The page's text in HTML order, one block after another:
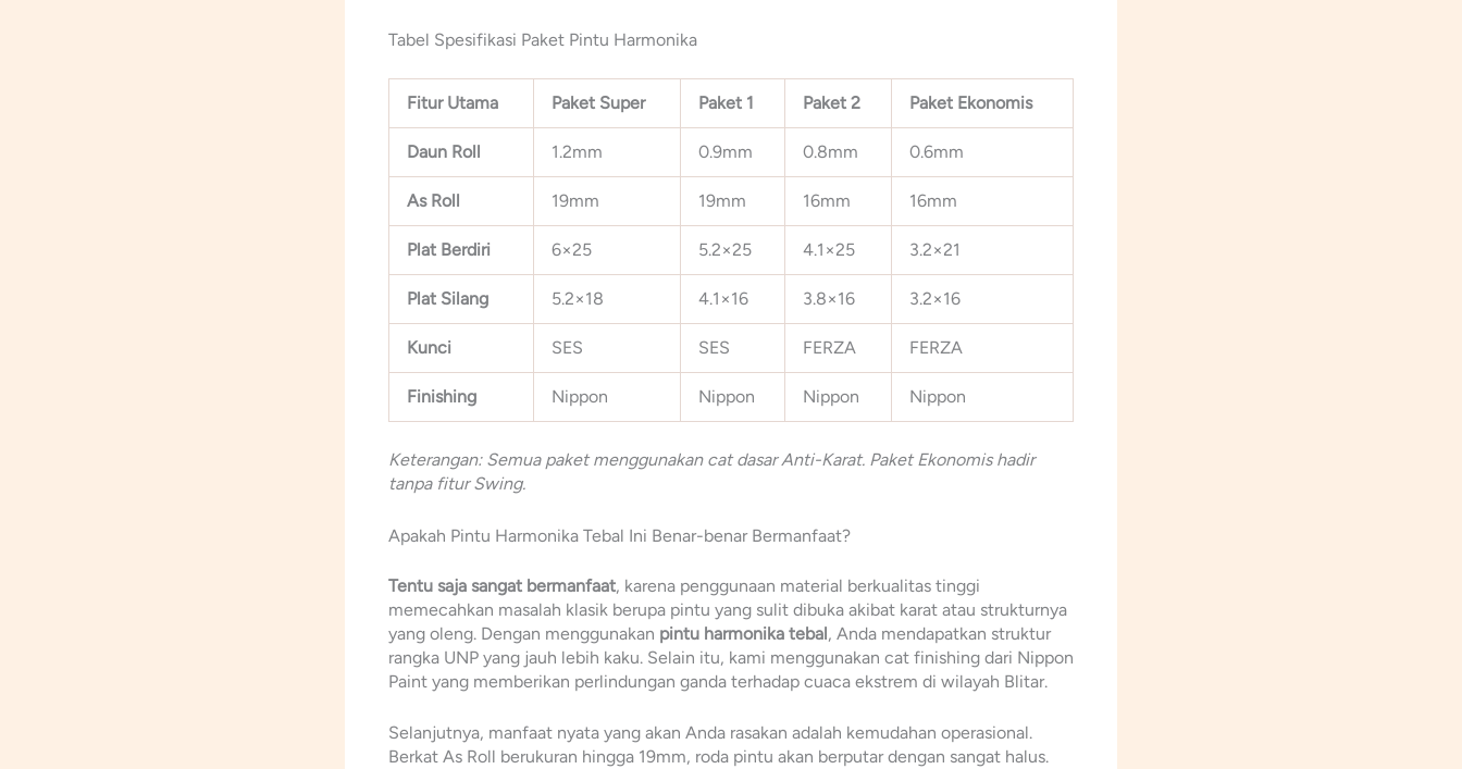
Tabel Spesifikasi Paket Pintu Harmonika
Fitur Utama Paket Super Paket 1 Paket 2 Paket Ekonomis
Daun Roll 1.2mm 0.9mm 0.8mm 0.6mm
As Roll 19mm 19mm 16mm 16mm
Plat Berdiri 6×25 5.2×25 4.1×25 3.2×21
Plat Silang 5.2×18 4.1×16 3.8×16 3.2×16
Kunci SES SES FERZA FERZA
Finishing Nippon Nippon Nippon Nippon
Keterangan: Semua paket menggunakan cat dasar Anti-Karat. Paket Ekonomis hadir
tanpa fitur Swing.
Apakah Pintu Harmonika Tebal Ini Benar-benar Bermanfaat?
Tentu saja sangat bermanfaat, karena penggunaan material berkualitas tinggi
memecahkan masalah klasik berupa pintu yang sulit dibuka akibat karat atau strukturnya
yang oleng. Dengan menggunakan pintu harmonika tebal, Anda mendapatkan struktur
rangka UNP yang jauh lebih kaku. Selain itu, kami menggunakan cat finishing dari Nippon
Paint yang memberikan perlindungan ganda terhadap cuaca ekstrem di wilayah Blitar.
Selanjutnya, manfaat nyata yang akan Anda rasakan adalah kemudahan operasional.
Berkat As Roll berukuran hingga 19mm, roda pintu akan berputar dengan sangat halus.